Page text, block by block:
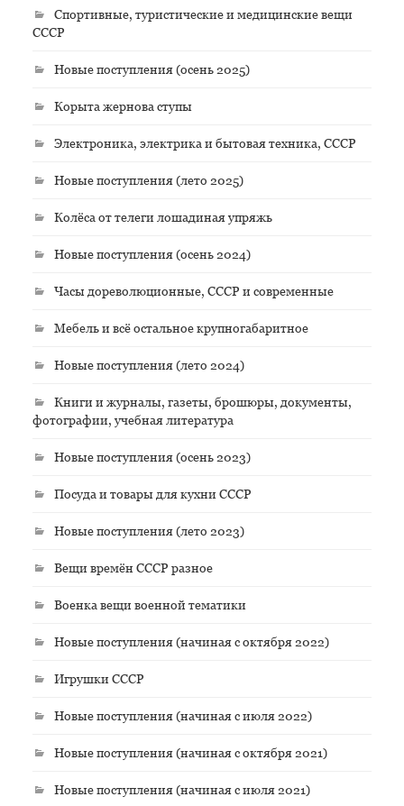
Спортивные, туристические и медицинские вещи
СССР
Новые поступления (осень 2025)
Корыта жернова ступы
Электроника, электрика и бытовая техника, СССР
Новые поступления (лето 2025)
Колёса от телеги лошадиная упряжь
Новые поступления (осень 2024)
Часы дореволюционные, СССР и современные
Мебель и всё остальное крупногабаритное
Новые поступления (лето 2024)
Книги и журналы, газеты, брошюры, документы,
фотографии, учебная литература
Новые поступления (осень 2023)
Посуда и товары для кухни СССР
Новые поступления (лето 2023)
Вещи времён СССР разное
Военка вещи военной тематики
Новые поступления (начиная с октября 2022)
Игрушки СССР
Новые поступления (начиная с июля 2022)
Новые поступления (начиная с октября 2021)
Новые поступления (начиная с июля 2021)